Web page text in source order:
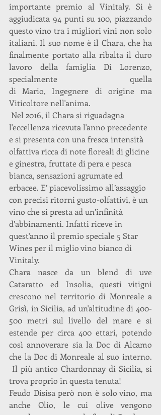
importante premio al Vinitaly. Si è
aggiudicata 94 punti su 100, piazzando
questo vino tra i migliori vini non solo
italiani. Il suo nome è il Chara, che ha
finalmente portato alla ribalta il duro
lavoro della famiglia Di Lorenzo,
specialmente quella
di Mario, Ingegnere di origine ma
Viticoltore nell'anima.
Nel 2016, il Chara si riguadagna
l'eccellenza ricevuta l'anno precedente
e si presenta con una fresca intensità
olfattiva ricca di note floreali di glicine
e ginestra, fruttate di pera e pesca
bianca, sensazioni agrumate ed
erbacee. E’ piacevolissimo all’assaggio
con precisi ritorni gusto-olfattivi, è un
vino che si presta ad un’infinità
d’abbinamenti. Infatti riceve in
quest'anno il premio speciale 5 Star
Wines per il miglio vino bianco di
Vinitaly.
Chara nasce da un blend di uve
Cataratto ed Insolia, questi vitigni
crescono nel territorio di Monreale a
Grisì, in Sicilia, ad un'altitudine di 400-
500 metri sul livello del mare e si
estende per circa 400 ettari, potendo
così annoverare sia la Doc di Alcamo
che la Doc di Monreale al suo interno.
Il più antico Chardonnay di Sicilia, si
trova proprio in questa tenuta!
Feudo Disisa però non è solo vino, ma
anche Olio, le cui olive vengono